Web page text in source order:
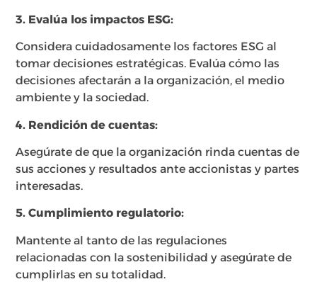
3. Evalúa los impactos ESG:
Considera cuidadosamente los factores ESG al
tomar decisiones estratégicas. Evalúa cómo las
decisiones afectarán a la organización, el medio
ambiente y la sociedad.
4. Rendición de cuentas:
Asegúrate de que la organización rinda cuentas de
sus acciones y resultados ante accionistas y partes
interesadas.
5. Cumplimiento regulatorio:
Mantente al tanto de las regulaciones
relacionadas con la sostenibilidad y asegúrate de
cumplirlas en su totalidad.